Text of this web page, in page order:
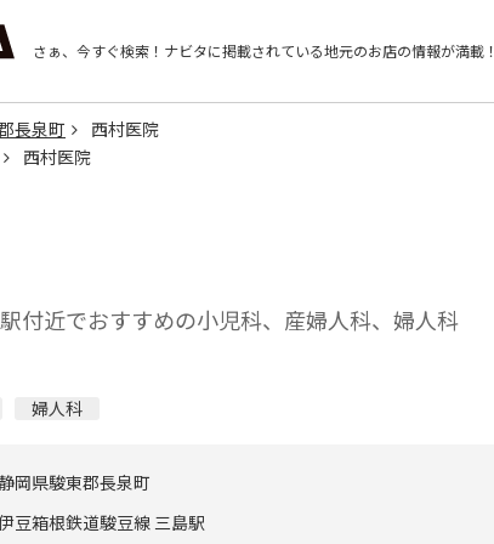
さぁ、今すぐ検索！ ナビタに掲載されている地元のお店の情報が満載！
長泉町
西村医院
西村医院
付近でおすすめの小児科、産婦人科、婦人科
婦人科
岡県駿東郡長泉町
豆箱根鉄道駿豆線 三島駅